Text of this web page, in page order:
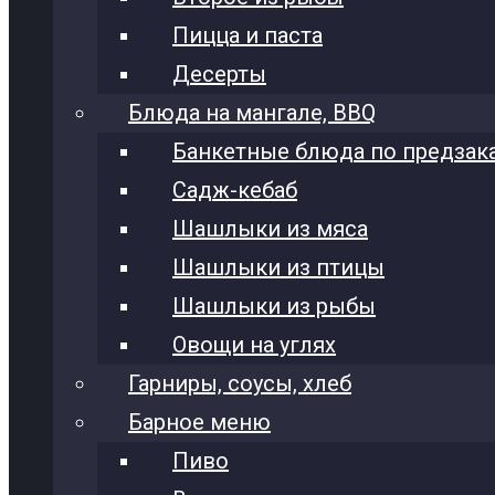
Пицца и паста
Десерты
Блюда на мангале, BBQ
Банкетные блюда по
Садж-кебаб
Шашлыки из мяса
Шашлыки из птицы
Шашлыки из рыбы
Овощи на углях
Гарниры, соусы, хлеб
Барное меню
Пиво